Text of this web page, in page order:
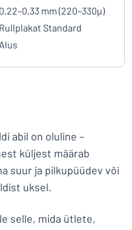
0,22–0,33 mm (220–330µ)
Rullplakat Standard
Alus
abil on oluline –
küljest määrab
suur ja pilkupüüdev või
uksel.
selle, mida ütlete,